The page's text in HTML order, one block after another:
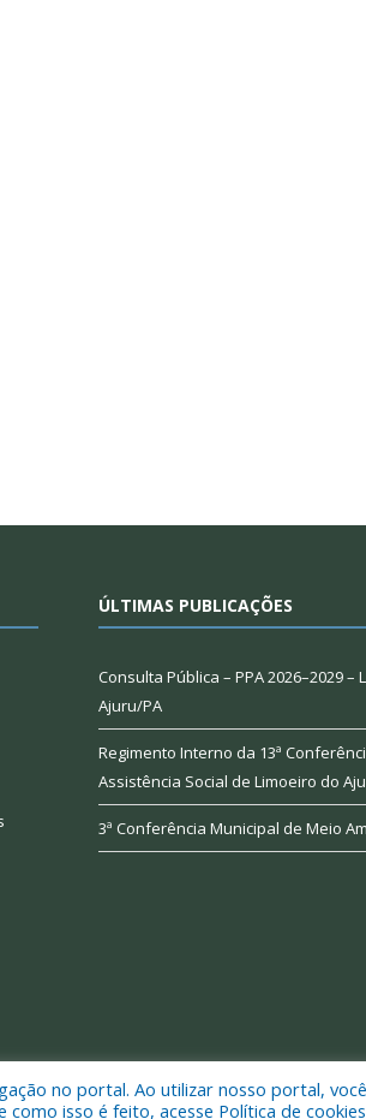
ÚLTIMAS PUBLICAÇÕES
Consulta Pública – PPA 2026–2029 –
Ajuru/PA
Regimento Interno da 13ª
Assistência Social de Limoeiro do
3ª Conferência Municipal de Meio
de Limoeiro do Ajuru.
no portal. Ao utilizar nosso portal,
isso é feito, acesse Política de